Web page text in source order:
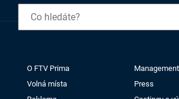
O FTV Prima
Management
Volná místa
Press